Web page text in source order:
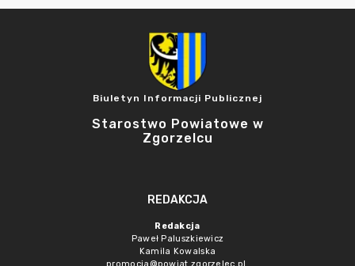
Biuletyn Informacji Publicznej
Starostwo Powiatowe w
Zgorzelcu
REDAKCJA
Redakcja
Paweł Paluszkiewicz
Kamila Kowalska